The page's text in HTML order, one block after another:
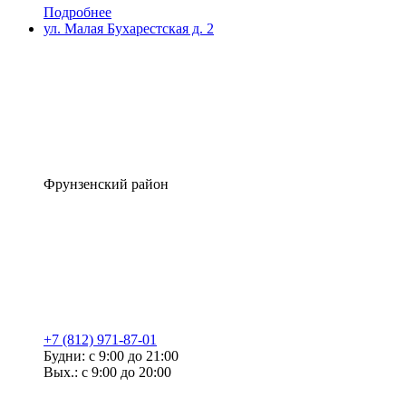
Подробнее
ул. Малая Бухарестская д. 2
Фрунзенский район
+7 (812) 971-87-01
Будни: с 9:00 до 21:00
Вых.: с 9:00 до 20:00